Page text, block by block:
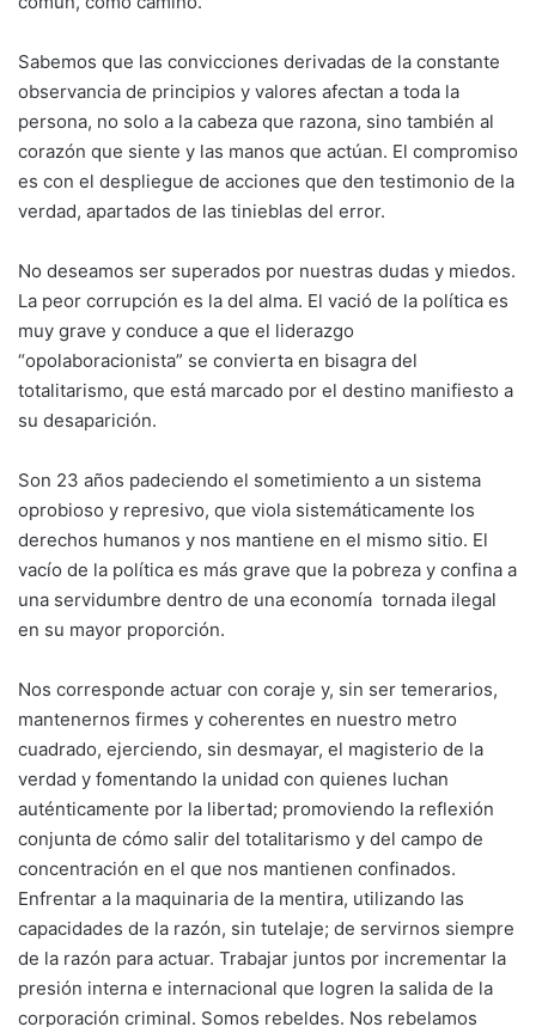
Sabemos que las convicciones derivadas de la constante
observancia de principios y valores afectan a toda la
persona, no solo a la cabeza que razona, sino también al
corazón que siente y las manos que actúan. El compromiso
es con el despliegue de acciones que den testimonio de la
verdad, apartados de las tinieblas del error.
No deseamos ser superados por nuestras dudas y miedos.
La peor corrupción es la del alma. El vació de la política es
muy grave y conduce a que el liderazgo
“opolaboracionista” se convierta en bisagra del
totalitarismo, que está marcado por el destino manifiesto a
su desaparición.
Son 23 años padeciendo el sometimiento a un sistema
oprobioso y represivo, que viola sistemáticamente los
derechos humanos y nos mantiene en el mismo sitio. El
vacío de la política es más grave que la pobreza y confina a
una servidumbre dentro de una economía tornada ilegal
en su mayor proporción.
Nos corresponde actuar con coraje y, sin ser temerarios,
mantenernos firmes y coherentes en nuestro metro
cuadrado, ejerciendo, sin desmayar, el magisterio de la
verdad y fomentando la unidad con quienes luchan
auténticamente por la libertad; promoviendo la reflexión
conjunta de cómo salir del totalitarismo y del campo de
concentración en el que nos mantienen confinados.
Enfrentar a la maquinaria de la mentira, utilizando las
capacidades de la razón, sin tutelaje; de servirnos siempre
de la razón para actuar. Trabajar juntos por incrementar la
presión interna e internacional que logren la salida de la
corporación criminal. Somos rebeldes. Nos rebelamos